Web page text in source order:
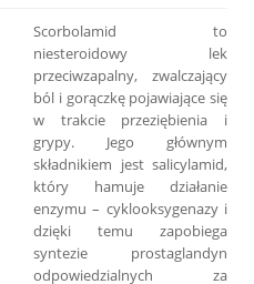
Scorbolamid to
niesteroidowy lek
przeciwzapalny, zwalczający
ból i gorączkę pojawiające się
w trakcie przeziębienia i
grypy. Jego głównym
składnikiem jest salicylamid,
który hamuje działanie
enzymu – cyklooksygenazy i
dzięki temu zapobiega
syntezie prostaglandyn
odpowiedzialnych za